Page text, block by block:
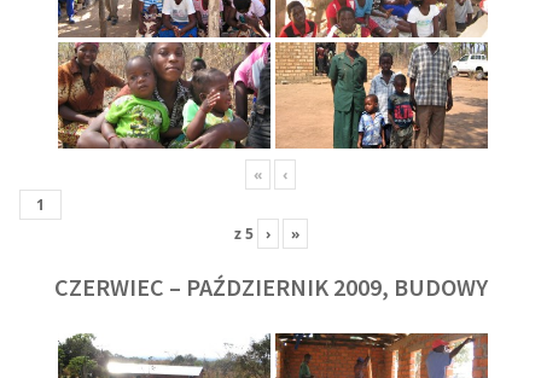
« ‹
z5 › »
CZERWIEC – PAŹDZIERNIK 2009, BUDOWY